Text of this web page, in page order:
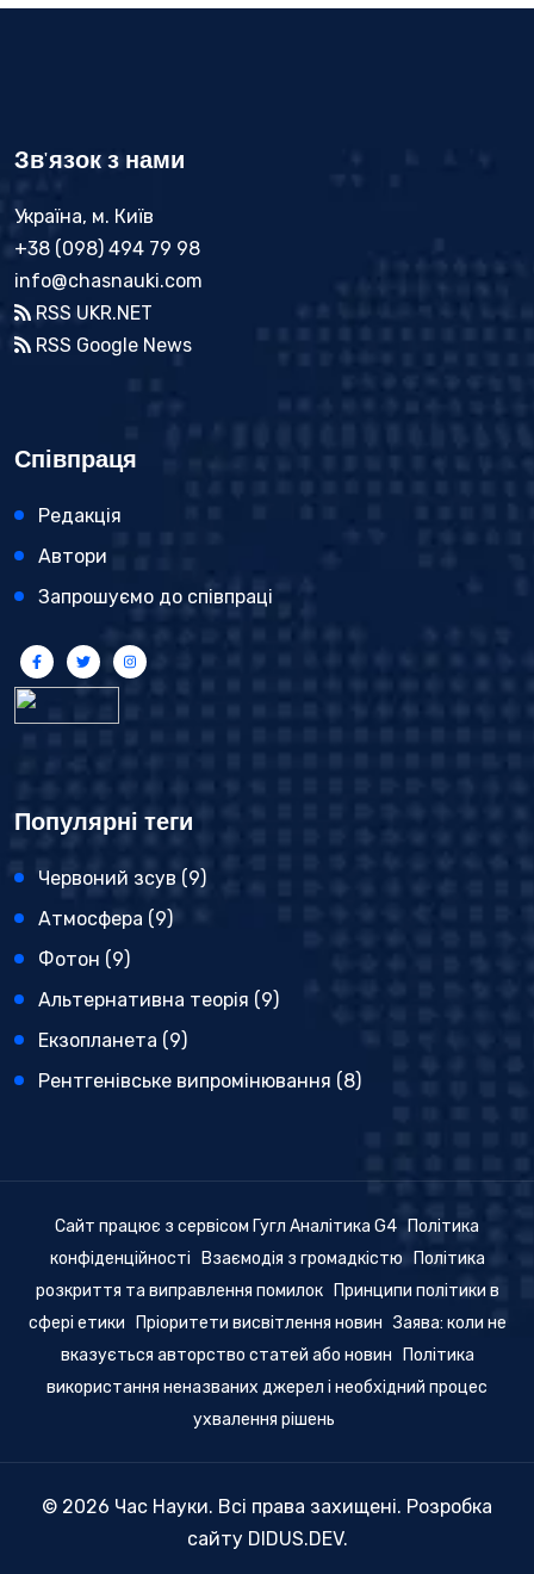
Зв'язок з нами
Україна, м. Київ
+38 (098) 494 79 98
info@chasnauki.com
RSS UKR.NET
RSS Google News
Співпраця
Редакція
Автори
Запрошуємо до співпраці
Популярні теги
Червоний зсув (9)
Атмосфера (9)
Фотон (9)
Альтернативна теорія (9)
Екзопланета (9)
Рентгенівське випромінювання (8)
Сайт працює з сервісом Гугл Аналітика G4
Політика
конфіденційності
Взаємодія з громадкістю
Політика
розкриття та виправлення помилок
Принципи політики в
сфері етики
Пріоритети висвітлення новин Заява: коли не
вказується авторство статей або новин
Політика
використання неназваних джерел і необхідний процес
ухвалення рішень
© 2026 Час Науки. Всі права захищені. Розробка
сайту DIDUS.DEV.